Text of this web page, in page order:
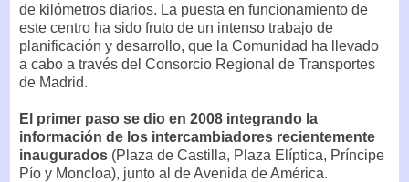
de kilómetros diarios. La puesta en funcionamiento de
este centro ha sido fruto de un intenso trabajo de
planificación y desarrollo, que la Comunidad ha llevado
a cabo a través del Consorcio Regional de Transportes
de Madrid.
El primer paso se dio en 2008 integrando la
información de los intercambiadores recientemente
inaugurados (Plaza de Castilla, Plaza Elíptica, Príncipe
Pío y Moncloa), junto al de Avenida de América.